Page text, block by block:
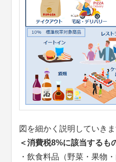
図を細かく説明していきま
＜消費税8%に該当するも
・飲食料品（野菜・果物